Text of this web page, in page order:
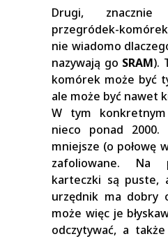
Drugi,
przegródek-
nie wiadomo
nazywają go SRAM).
komórek może być
ale może być nawet
W tym
nieco ponad
mniejsze (o połowę
zafoliowane. Na
karteczki są puste,
urzędnik ma dobry
może więc je
odczytywać, a